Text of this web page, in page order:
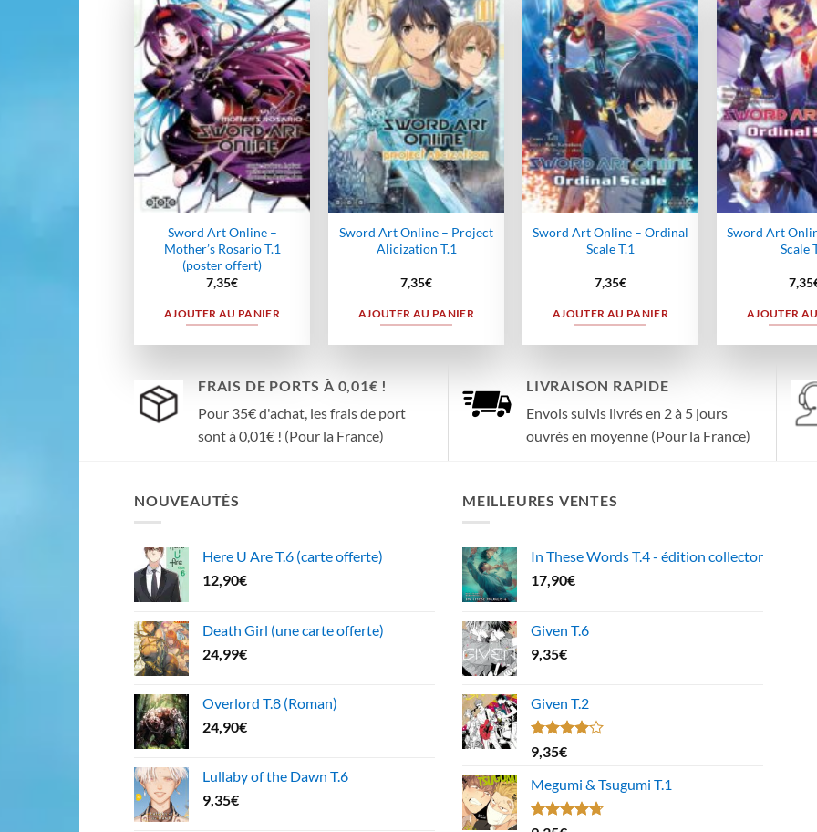
Ajouter
à la
wishlist
Sword Art Online –
Mother’s Rosario T.1
(poster offert)
7,35€
AJOUTER AU PANIER
Ajouter
à la
wishlist
Sword Art Online – Project
Alicization T.1
7,35€
AJOUTER AU PANIER
Ajouter
à la
wishlist
Sword Art Online – Ordinal
Scale T.1
7,35€
AJOUTER AU PANIER
Sword Art
Scale
7,35
AJOUTER
FRAIS DE PORTS À 0,01€ !
Pour 35€ d'achat, les frais de port
sont à 0,01€ ! (Pour la France)
LIVRAISON RAPIDE
Envois suivis livrés en 2 à 5 jours
ouvrés en moyenne (Pour la France)
NOUVEAUTÉS
Here U Are T.6 (carte offerte)
12,90€
Death Girl (une carte offerte)
24,99€
Overlord T.8 (Roman)
24,90€
Lullaby of the Dawn T.6
9,35€
MEILLEURES VENTES
In These Words T.4 - édition collector
17,90€
Given T.6
9,35€
Given T.2
Note
4.00
5
9,35€
Megumi & Tsugumi T.1